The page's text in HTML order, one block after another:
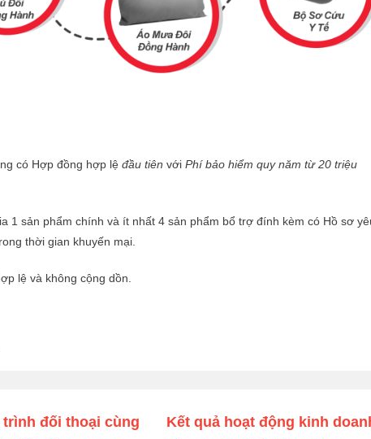
có Hợp đồng hợp lệ đầu tiên với Phí bảo hiểm quy năm từ 20 triệu
1 sản phẩm chính và ít nhất 4 sản phẩm bổ trợ đính kèm có Hồ sơ
thời gian khuyến mại.
lệ và không cộng dồn.
đối thoại cùng
Kết quả hoạt động kinh